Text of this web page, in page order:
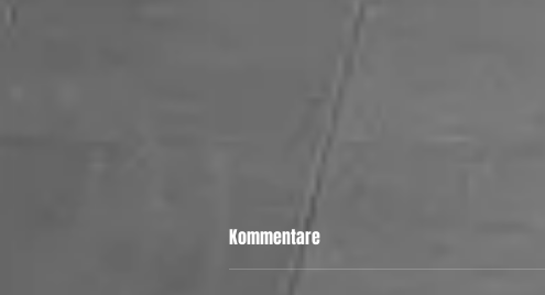
Kommentare